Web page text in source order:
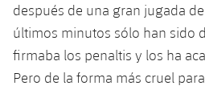
después de una gran jugada
últimos minutos sólo han sido
firmaba los penaltis y los ha
Pero de la forma más cruel